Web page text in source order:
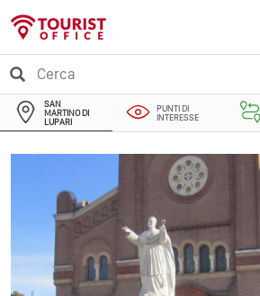
SAN
MARTINO DI
LUPARI
PUNTI DI
INTERESSE